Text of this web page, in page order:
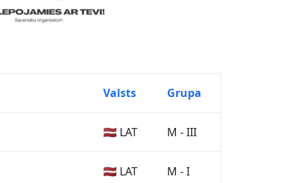
Valsts Grupa
🇱🇻 LAT M - III
🇱🇻 LAT M - I